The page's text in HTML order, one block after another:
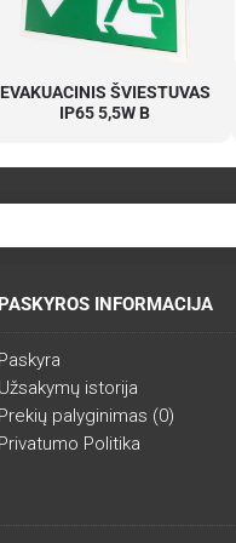
EVAKUACINIS ŠVIESTUVAS
IP65 5,5W B
PASKYROS INFORMACIJA
Paskyra
Užsakymų istorija
Prekių palyginimas (0)
Privatumo Politika